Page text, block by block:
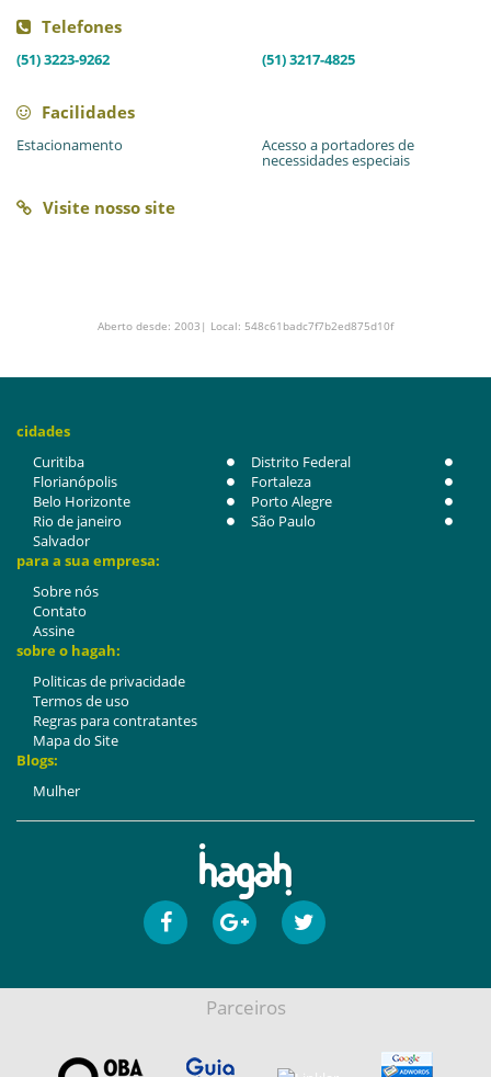
Telefones
(51) 3223-9262 (51) 3217-4825
Facilidades
Estacionamento Acesso a portadores de
necessidades especiais
Visite nosso site
Aberto desde: 2003| Local: 548c61badc7f7b2ed875d10f
cidades
Curitiba
Distrito Federal
Florianópolis
Fortaleza
Belo Horizonte
Porto Alegre
Rio de janeiro
São Paulo
Salvador
para a sua empresa:
Sobre nós
Contato
Assine
sobre o hagah:
Politicas de privacidade
Termos de uso
Regras para contratantes
Mapa do Site
Blogs:
Mulher
Parceiros